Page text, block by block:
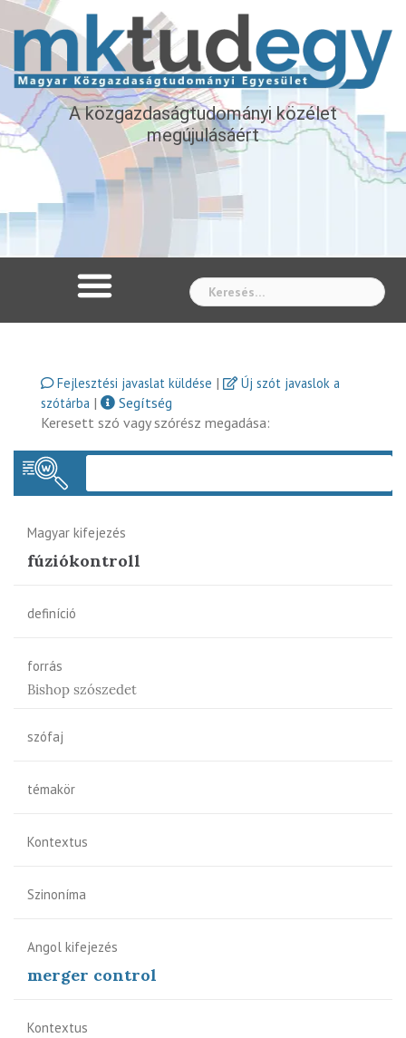
A közgazdaságtudományi közélet
megújulásáért
Fejlesztési javaslat küldése |
Új szót javaslok a
szótárba |
Segítség
Keresett szó vagy szórész megadása:
Magyar kifejezés
fúziókontroll
definíció
forrás
Bishop szószedet
szófaj
témakör
Kontextus
Szinoníma
Angol kifejezés
merger control
Kontextus